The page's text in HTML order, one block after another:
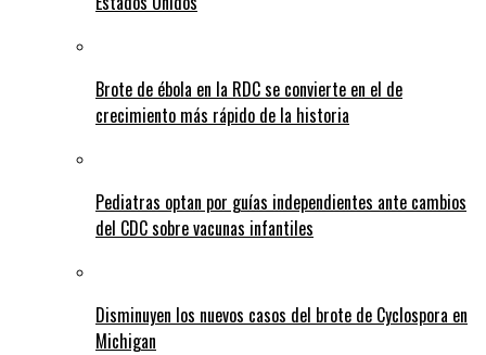
Brote de ébola en la RDC se convierte en el de
crecimiento más rápido de la historia
Pediatras optan por guías independientes ante cambios
del CDC sobre vacunas infantiles
Disminuyen los nuevos casos del brote de Cyclospora en
Michigan